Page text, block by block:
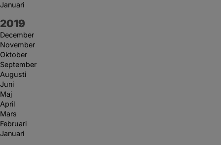
Januari
År:
2019
December
November
Oktober
September
Augusti
Juni
Maj
April
Mars
Februari
Januari